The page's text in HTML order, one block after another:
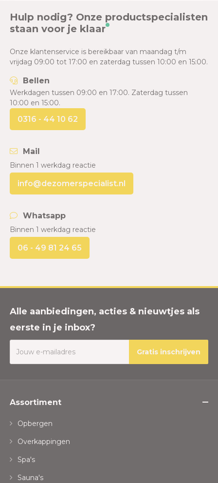
Hulp nodig? Onze productspecialisten
staan voor je klaar
Onze klantenservice is bereikbaar van maandag t/m
vrijdag 09:00 tot 17:00 en zaterdag tussen 10:00 en 15:00.
Bellen
Werkdagen tussen 09:00 en 17:00. Zaterdag tussen
10:00 en 15:00.
0316 - 44 10 62
Mail
Binnen 1 werkdag reactie
info@dezomerspecialist.nl
Whatsapp
Binnen 1 werkdag reactie
06 - 49 81 24 65
Alle aanbiedingen, acties & nieuwtjes als
eerste in je inbox?
Gratis inschrijven
Assortiment
Opbergen
Overkappingen
Spa's
Sauna's